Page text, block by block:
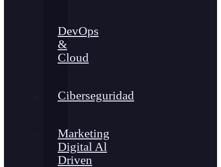
DevOps
&
Cloud
Ciberseguridad
Marketing
Digital Al
Driven